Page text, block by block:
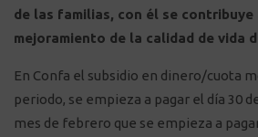
de las familias, con él se
mejoramiento de la calidad de vida
En Confa el subsidio en dinero/cuota
periodo, se empieza a pagar el día 30
mes de febrero que se empieza a